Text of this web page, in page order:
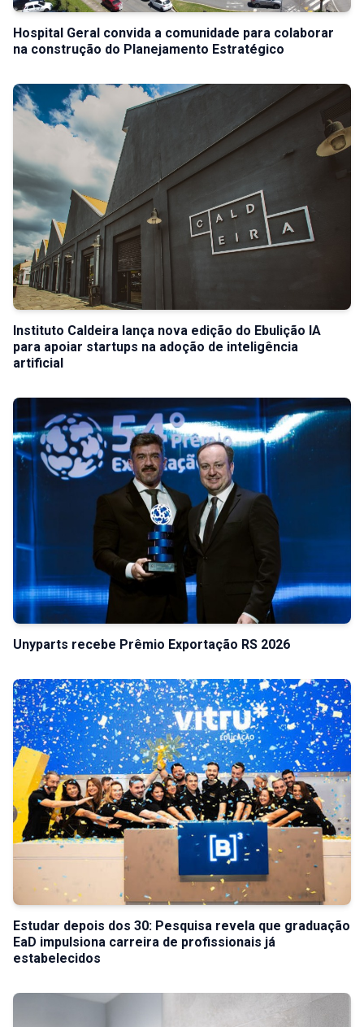
Hospital Geral convida a comunidade para colaborar
na construção do Planejamento Estratégico
Instituto Caldeira lança nova edição do Ebulição IA
para apoiar startups na adoção de inteligência
artificial
Unyparts recebe Prêmio Exportação RS 2026
Estudar depois dos 30: Pesquisa revela que graduação
EaD impulsiona carreira de profissionais já
estabelecidos